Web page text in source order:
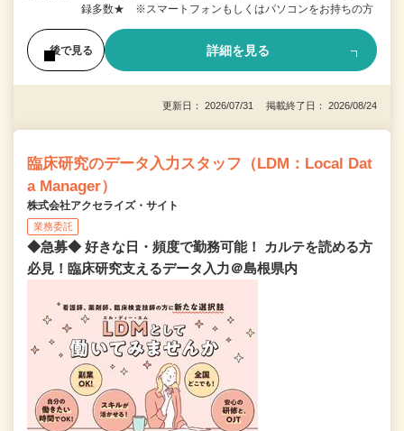
録多数★ ※スマートフォンもしくはパソコンをお持ちの方
後で見る 詳細を見る
更新日： 2026/07/31 掲載終了日： 2026/08/24
臨床研究のデータ入力スタッフ（LDM：Local Dat
a Manager）
株式会社アクセライズ・サイト
業務委託
◆急募◆ 好きな日・頻度で勤務可能！ カルテを読める方
必見！臨床研究支えるデータ入力＠島根県内